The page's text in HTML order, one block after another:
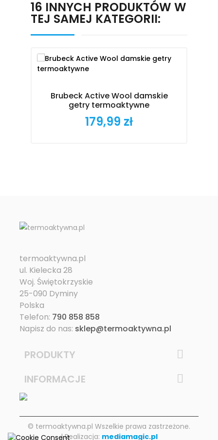
16 INNYCH PRODUKTÓW W
TEJ SAMEJ KATEGORII:
Brubeck Active Wool damskie
getry termoaktywne
Cena
179,99 zł
termoaktywna.pl
ul. Kielecka 28
Woj. Świętokrzyskie
25-090 Dyminy
Polska
Telefon: 790 858 858
Napisz do nas: sklep@termoaktywna.pl
PRODUKTY 
INFORMACJE 
© termoaktywna.pl Wszelkie prawa zastrzeżone.
| Realizacja: mediamagic.pl